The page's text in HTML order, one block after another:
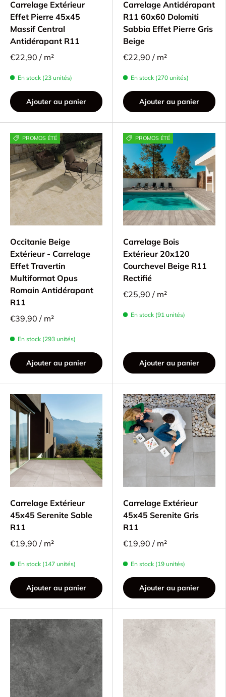
Carrelage Extérieur
Effet Pierre 45x45
Massif Central
Antidérapant R11
€22,90 / m²
En stock (23 unités)
Ajouter au panier
Carrelage Antidérapant
R11 60x60 Dolomiti
Sabbia Effet Pierre Gris
Beige
€22,90 / m²
En stock (270 unités)
Ajouter au panier
PROMOS ÉTÉ
Occitanie Beige
Extérieur - Carrelage
Effet Travertin
Multiformat Opus
Romain Antidérapant
R11
€39,90 / m²
En stock (293 unités)
Ajouter au panier
PROMOS ÉTÉ
Carrelage Bois
Extérieur 20x120
Courchevel Beige R11
Rectifié
€25,90 / m²
En stock (91 unités)
Ajouter au panier
Carrelage Extérieur
45x45 Serenite Sable
R11
€19,90 / m²
En stock (147 unités)
Ajouter au panier
Carrelage Extérieur
45x45 Serenite Gris
R11
€19,90 / m²
En stock (19 unités)
Ajouter au panier